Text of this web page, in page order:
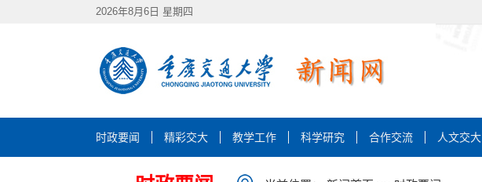
2026年8月6日 星期四
时政要闻 精彩交大 教学工作 科学研究 合作交流 人文交大